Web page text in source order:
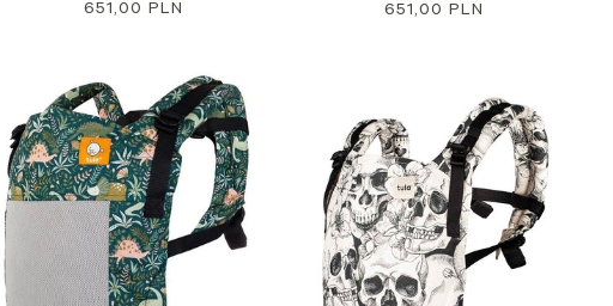
Regulärer
651,00 PLN
Regulärer
651,00 PLN